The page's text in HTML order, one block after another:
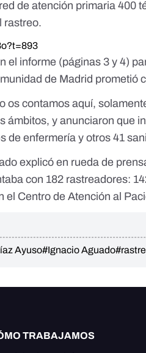
de atención primaria 400
rastreo.
el informe (páginas 3 y 4)
de Madrid prometió
os contamosaquí,
ámbitos, y anunciaron que
de enfermería y otros 41
explicó en rueda de
con 182 rastreadores:
el Centro de Atención al
Ayuso#Ignacio Aguado
TRABAJAMOS